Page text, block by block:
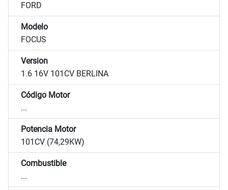
FORD
Modelo
FOCUS
Version
1.6 16V 101CV BERLINA
Código Motor
...
Potencia Motor
101CV (74,29KW)
Combustible
...